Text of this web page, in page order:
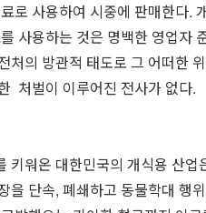
로 사용하여 시중에 판매한다.
사용하는 것은 명백한 영업자
처의 방관적 태도로 그 어떠한
처벌이 이루어진 전사가 없다.
키워온 대한민국의 개식용 산
을 단속, 폐쇄하고 동물학대 행